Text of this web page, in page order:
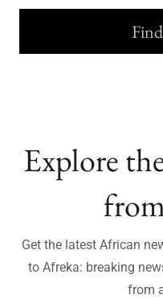
Explore
Get the latest African
to Afreka: breaking
from